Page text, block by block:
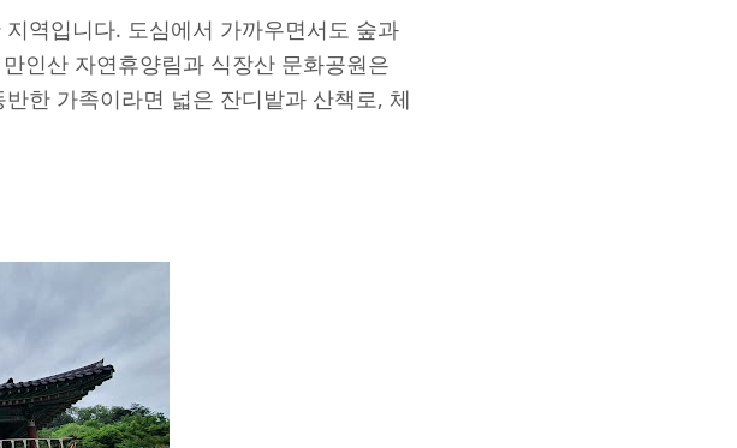
역입니다. 도심에서 가까우면서도 숲과
인산 자연휴양림과 식장산 문화공원은
한 가족이라면 넓은 잔디밭과 산책로, 체